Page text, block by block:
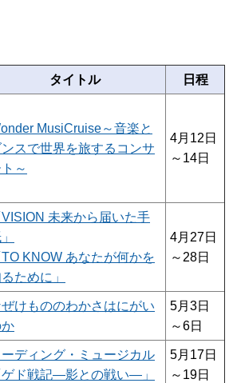
タイトル 日程
MusiCruise～音楽と
ンスで世界を旅するコンサ
～
4月12日
～14日
VISION 未来から届いた手
TO KNOW あなたが何かを
ために」
4月27日
～28日
ぜけもののわかさはにがい
5月3日
～6日
ーディング・ミュージカル
ゲド戦記―影との戦い―」
5月17日
～19日